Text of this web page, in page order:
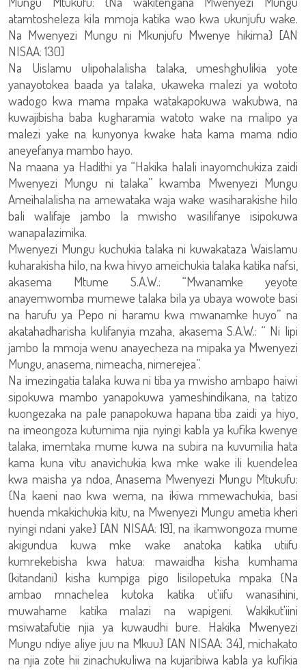
atamtosheleza kila mmoja katika wao kwa ukunjufu wake.
Na Mwenyezi Mungu ni Mkunjufu Mwenye hikima} [AN
NISAA: 130]
Na Uislamu ulipohalalisha talaka, umeshghulikia yote
yanayotokea baada ya talaka, ukaweka malezi ya wototo
wadogo kwa mama mpaka watakapokuwa wakubwa, na
kuwajibisha baba kugharamia watoto wake na malipo ya
malezi yake na kunyonya kwake hata kama mama ndio
aneyefanya mambo hayo.
Na maana ya Hadithi ya “Hakika halali inayomchukiza zaidi
Mwenyezi Mungu ni talaka” kwamba Mwenyezi Mungu
Ameihalalisha na amewataka waja wake wasiharakishe hilo
bali walifaje jambo la mwisho wasilifanye isipokuwa
wanapalazimika.
Mwenyezi Mungu kuchukia talaka ni kuwakataza Waislamu
kuharakisha hilo, na kwa hivyo ameichukia talaka katika nafsi,
akasema Mtume S.A.W.: “Mwanamke yeyote
anayemwomba mumewe talaka bila ya ubaya wowote basi
na harufu ya Pepo ni haramu kwa mwanamke huyo” na
akatahadharisha kulifanyia mzaha, akasema S.A.W.: “ Ni lipi
jambo la mmoja wenu anayecheza na mipaka ya Mwenyezi
Mungu, anasema, nimeacha, nimerejea”.
Na imezingatia talaka kuwa ni tiba ya mwisho ambapo haiwi
sipokuwa mambo yanapokuwa yameshindikana, na tatizo
kuongezaka na pale panapokuwa hapana tiba zaidi ya hiyo,
na imeongoza kutumima njia nyingi kabla ya kufika kwenye
talaka, imemtaka mume kuwa na subira na kuvumilia hata
kama kuna vitu anavichukia kwa mke wake ili kuendelea
kwa maisha ya ndoa, Anasema Mwenyezi Mungu Mtukufu:
{Na kaeni nao kwa wema, na ikiwa mmewachukia, basi
huenda mkakichukia kitu, na Mwenyezi Mungu ametia kheri
nyingi ndani yake} [AN NISAA: 19], na ikamwongoza mume
akigundua kuwa mke wake anatoka katika utiifu
kumrekebisha kwa hatua: mawaidha kisha kumhama
(kitandani) kisha kumpiga pigo lisilopetuka mpaka {Na
ambao mnachelea kutoka katika ut'iifu wanasihini,
muwahame katika malazi na wapigeni. Wakikut'iini
msiwatafutie njia ya kuwaudhi bure. Hakika Mwenyezi
Mungu ndiye aliye juu na Mkuu} [AN NISAA: 34], michakato
na njia zote hii zinachukuliwa na kujaribiwa kabla ya kufikia